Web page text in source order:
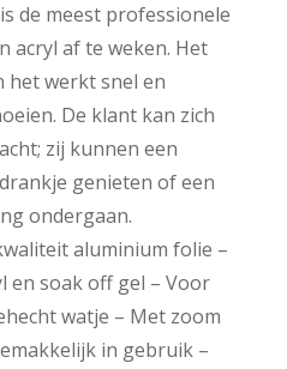
de meest professionele
acryl af te weken. Het
het werkt snel en
De klant kan zich
zij kunnen een
genieten of een
ondergaan.
aluminium folie –
en soak off gel – Voor
watje – Met zoom
in gebruik –